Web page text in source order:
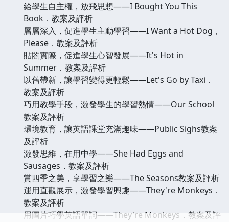
給學生自主權，放飛思想——I Bought You This
Book．教案及評析
層層深入，促進學生主動學習——I Want a Hot Dog，
Please．教案及評析
貼閤實際，促進學生心智發展——It's Hot in
Summer．教案及評析
以舊帶新，讓學習變得更輕鬆——Let's Go by Taxi．
教案及評析
巧用教學手段，激發學生的學習熱情——Our School
教案及評析
環境教育，讓英語課堂充滿趣味——Public Sighs教案
及評析
激發思維，在用中學——She Had Eggs and
Sausages．教案及評析
賞四季之美，享學習之樂——The Seasons教案及評析
運用直觀展示，激發學習興趣——They're Monkeys．
教案及評析
用圖片巧學英語單詞——They're Monkeys．教案及評